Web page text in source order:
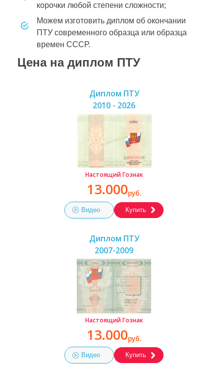
корочки любой степени сложности;
можем изготовить диплом об окончании
ПТУ современного образца или образца
времен СССР.
Цена на диплом ПТУ
Диплом ПТУ
2010 - 2026
Настоящий Гознак
13.000руб.
Видео Купить
Диплом ПТУ
2007-2009
Настоящий Гознак
13.000руб.
Видео Купить